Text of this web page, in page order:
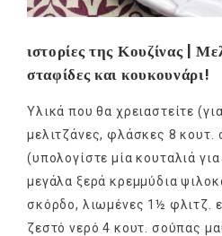
ιστορίες της Κουζίνας |
σταφίδες και κουκουνάρι!
Υλικά που θα χρειαστείτε
μελιτζάνες, φλάσκες 8 κουτ.
(υπολογίστε μία κουταλιά
μεγάλα ξερά κρεμμύδια
σκόρδο, λιωμένες 1½ φλιτζ.
ζεστό νερό 4 κουτ. σούπας